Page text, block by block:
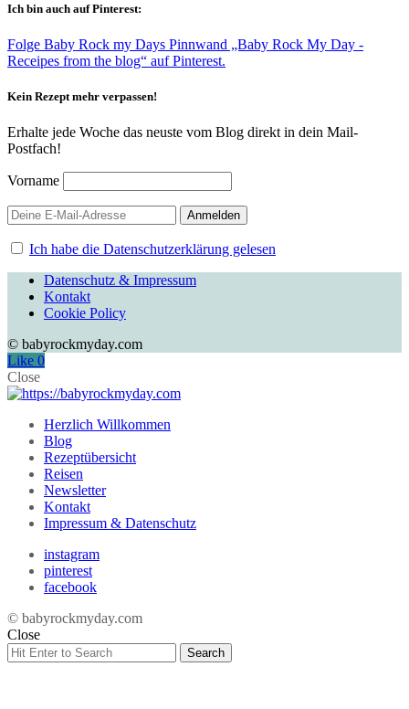
Ich bin auch auf Pinterest:
Folge Baby Rock my Days Pinnwand „Baby Rock My Day -
Receipes from the blog“ auf Pinterest.
Kein Rezept mehr verpassen!
Erhalte jede Woche das neuste vom Blog direkt in dein Mail-
Postfach!
Vorname
Ich habe die Datenschutzerklärung gelesen
Datenschutz & Impressum
Kontakt
Cookie Policy
© babyrockmyday.com
Like 0
Close
Herzlich Willkommen
Blog
Rezeptübersicht
Reisen
Newsletter
Kontakt
Impressum & Datenschutz
instagram
pinterest
facebook
© babyrockmyday.com
Close
Search
for:
Search